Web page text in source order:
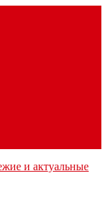
области на сайте